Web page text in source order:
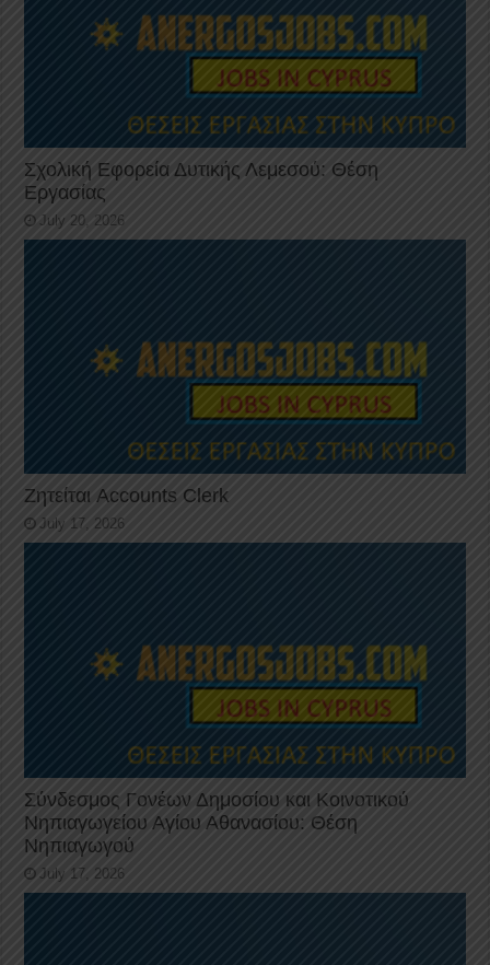
Σχολική Εφορεία Δυτικής Λεμεσού: Θέση
Εργασίας
July 20, 2026
Ζητείται Accounts Clerk
July 17, 2026
Σύνδεσμος Γονέων Δημοσίου και Κοινοτικού
Νηπιαγωγείου Αγίου Αθανασίου: Θέση
Νηπιαγωγού
July 17, 2026